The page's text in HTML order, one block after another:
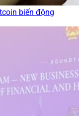
biến động